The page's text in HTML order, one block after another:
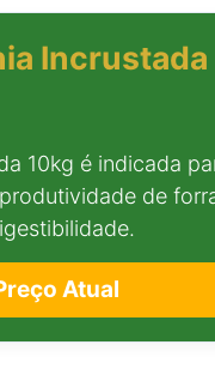
Incrustada
10kg é indicada
de
Atual